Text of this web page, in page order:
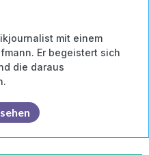
mit einem
Er begeistert sich
die daraus